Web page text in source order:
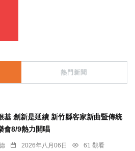
熱門新聞
基 創新是延續 新竹縣客家新曲暨傳統
會8/9熱力開唱
2026年八月06日
61 觀看